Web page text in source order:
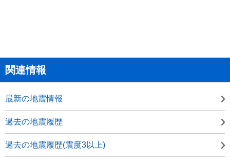
関連情報
最新の地震情報
過去の地震履歴
過去の地震履歴(震度3以上)